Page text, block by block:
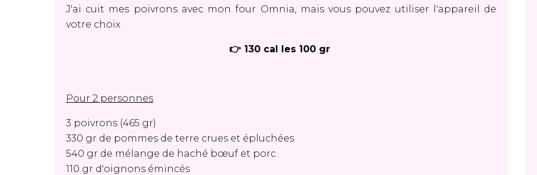
J'ai cuit mes poivrons avec mon four Omnia, mais vous pouvez utiliser l'appareil de
votre choix
👉 130 cal les 100 gr
Pour 2 personnes
3 poivrons (465 gr)
330 gr de pommes de terre crues et épluchées
540 gr de mélange de haché bœuf et porc
110 gr d'oignons émincés